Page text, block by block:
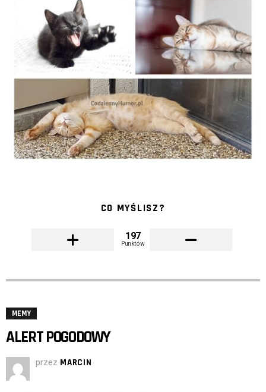
CO MYŚLISZ?
197
Punktów
MEMY
ALERT POGODOWY
przez MARCIN